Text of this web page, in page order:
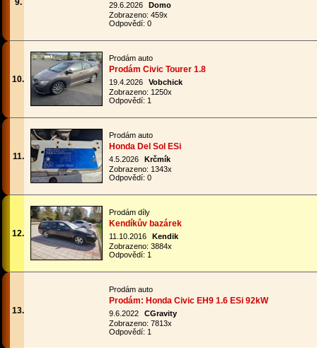
9. 29.6.2026
Domo
Zobrazeno: 459x
Odpovědí: 0
10.
Prodám auto
Prodám Civic Tourer 1.8
19.4.2026
Vobchick
Zobrazeno: 1250x
Odpovědí: 1
11.
Prodám auto
Honda Del Sol ESi
4.5.2026
Krčmík
Zobrazeno: 1343x
Odpovědí: 0
12.
Prodám díly
Kendíkův bazárek
11.10.2016
Kendik
Zobrazeno: 3884x
Odpovědí: 1
13.
Prodám auto
Prodám: Honda Civic EH9 1.6 ESi 92kW
9.6.2022
CGravity
Zobrazeno: 7813x
Odpovědí: 1